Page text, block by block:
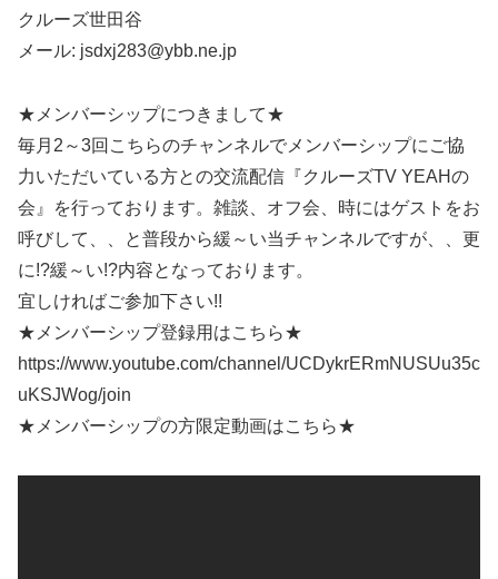
クルーズ世田谷
メール: jsdxj283@ybb.ne.jp
★メンバーシップにつきまして★
毎月2～3回こちらのチャンネルでメンバーシップにご協
力いただいている方との交流配信『クルーズTV YEAHの
会』を行っております。雑談、オフ会、時にはゲストをお
呼びして、、と普段から緩～い当チャンネルですが、、更
に!?緩～い!?内容となっております。
宜しければご参加下さい!!
★メンバーシップ登録用はこちら★
https://www.youtube.com/channel/UCDykrERmNUSUu35c
uKSJWog/join
★メンバーシップの方限定動画はこちら★